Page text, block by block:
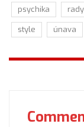
psychika
rady
style
únava